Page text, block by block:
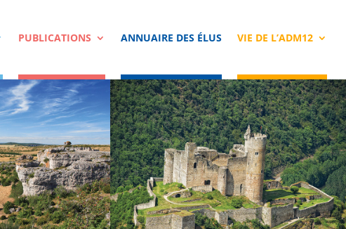
PUBLICATIONS ANNUAIRE DES ÉLUS VIE DE L’ADM12